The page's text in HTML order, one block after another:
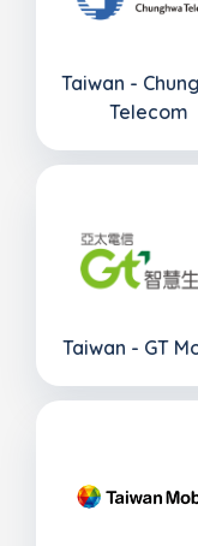
Taiwan -
Telecom
Taiwan - GT